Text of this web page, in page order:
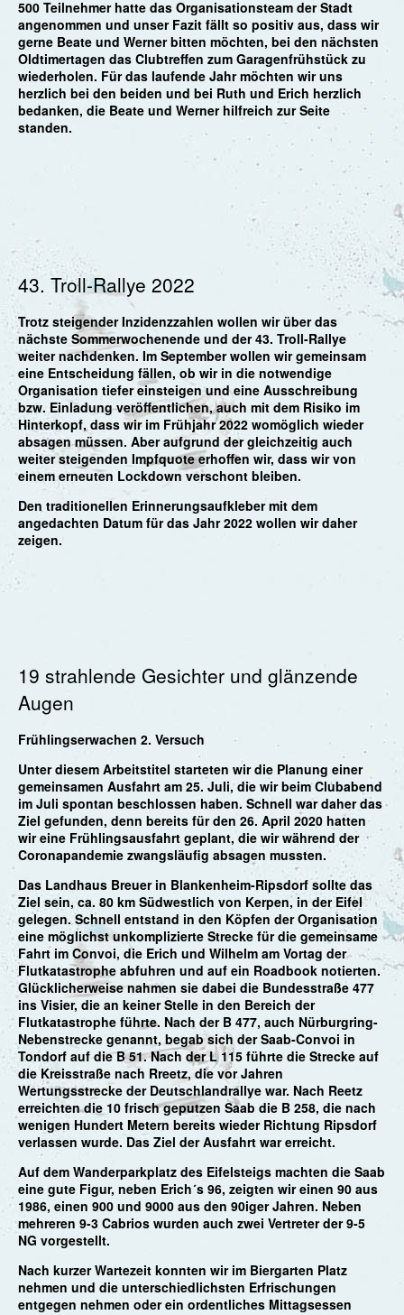
500 Teilnehmer hatte das Organisationsteam der Stadt
angenommen und unser Fazit fällt so positiv aus, dass wir
gerne Beate und Werner bitten möchten, bei den nächsten
Oldtimertagen das Clubtreffen zum Garagenfrühstück zu
wiederholen. Für das laufende Jahr möchten wir uns
herzlich bei den beiden und bei Ruth und Erich herzlich
bedanken, die Beate und Werner hilfreich zur Seite
standen.
43. Troll-Rallye 2022
Trotz steigender Inzidenzzahlen wollen wir über das
nächste Sommerwochenende und der 43. Troll-Rallye
weiter nachdenken. Im September wollen wir gemeinsam
eine Entscheidung fällen, ob wir in die notwendige
Organisation tiefer einsteigen und eine Ausschreibung
bzw. Einladung veröffentlichen, auch mit dem Risiko im
Hinterkopf, dass wir im Frühjahr 2022 womöglich wieder
absagen müssen. Aber aufgrund der gleichzeitig auch
weiter steigenden Impfquote erhoffen wir, dass wir von
einem erneuten Lockdown verschont bleiben.
Den traditionellen Erinnerungsaufkleber mit dem
angedachten Datum für das Jahr 2022 wollen wir daher
zeigen.
19 strahlende Gesichter und glänzende
Augen
Frühlingserwachen 2. Versuch
Unter diesem Arbeitstitel starteten wir die Planung einer
gemeinsamen Ausfahrt am 25. Juli, die wir beim Clubabend
im Juli spontan beschlossen haben. Schnell war daher das
Ziel gefunden, denn bereits für den 26. April 2020 hatten
wir eine Frühlingsausfahrt geplant, die wir während der
Coronapandemie zwangsläufig absagen mussten.
Das Landhaus Breuer in Blankenheim-Ripsdorf sollte das
Ziel sein, ca. 80 km Südwestlich von Kerpen, in der Eifel
gelegen. Schnell entstand in den Köpfen der Organisation
eine möglichst unkomplizierte Strecke für die gemeinsame
Fahrt im Convoi, die Erich und Wilhelm am Vortag der
Flutkatastrophe abfuhren und auf ein Roadbook notierten.
Glücklicherweise nahmen sie dabei die Bundesstraße 477
ins Visier, die an keiner Stelle in den Bereich der
Flutkatastrophe führte. Nach der B 477, auch Nürburgring-
Nebenstrecke genannt, begab sich der Saab-Convoi in
Tondorf auf die B 51. Nach der L 115 führte die Strecke auf
die Kreisstraße nach Rreetz, die vor Jahren
Wertungsstrecke der Deutschlandrallye war. Nach Reetz
erreichten die 10 frisch geputzen Saab die B 258, die nach
wenigen Hundert Metern bereits wieder Richtung Ripsdorf
verlassen wurde. Das Ziel der Ausfahrt war erreicht.
Auf dem Wanderparkplatz des Eifelsteigs machten die Saab
eine gute Figur, neben Erich´s 96, zeigten wir einen 90 aus
1986, einen 900 und 9000 aus den 90iger Jahren. Neben
mehreren 9-3 Cabrios wurden auch zwei Vertreter der 9-5
NG vorgestellt.
Nach kurzer Wartezeit konnten wir im Biergarten Platz
nehmen und die unterschiedlichsten Erfrischungen
entgegen nehmen oder ein ordentliches Mittagsessen